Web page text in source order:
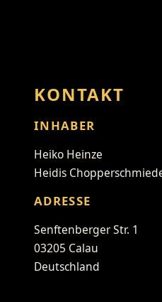
KONTAKT
INHABER
Heiko Heinze
Heidis
ADRESSE
Senftenberger Str. 1
03205 Calau
Deutschland